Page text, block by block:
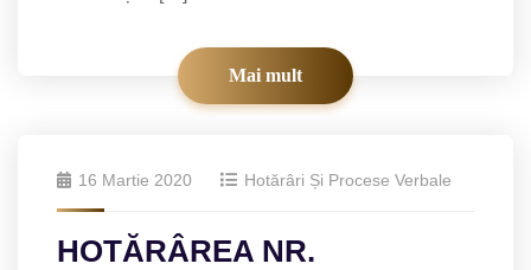
Mai mult
16 Martie 2020 Hotărâri Și Procese Verbale
HOTĂRÂREA NR.